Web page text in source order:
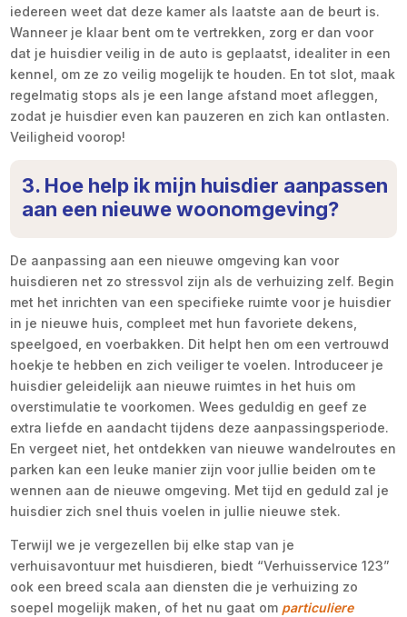
iedereen weet dat deze kamer als laatste aan de beurt is.
Wanneer je klaar bent om te vertrekken, zorg er dan voor
dat je huisdier veilig in de auto is geplaatst, idealiter in een
kennel, om ze zo veilig mogelijk te houden. En tot slot, maak
regelmatig stops als je een lange afstand moet afleggen,
zodat je huisdier even kan pauzeren en zich kan ontlasten.
Veiligheid voorop!
3. Hoe help ik mijn huisdier aanpassen
aan een nieuwe woonomgeving?
De aanpassing aan een nieuwe omgeving kan voor
huisdieren net zo stressvol zijn als de verhuizing zelf. Begin
met het inrichten van een specifieke ruimte voor je huisdier
in je nieuwe huis, compleet met hun favoriete dekens,
speelgoed, en voerbakken. Dit helpt hen om een vertrouwd
hoekje te hebben en zich veiliger te voelen. Introduceer je
huisdier geleidelijk aan nieuwe ruimtes in het huis om
overstimulatie te voorkomen. Wees geduldig en geef ze
extra liefde en aandacht tijdens deze aanpassingsperiode.
En vergeet niet, het ontdekken van nieuwe wandelroutes en
parken kan een leuke manier zijn voor jullie beiden om te
wennen aan de nieuwe omgeving. Met tijd en geduld zal je
huisdier zich snel thuis voelen in jullie nieuwe stek.
Terwijl we je vergezellen bij elke stap van je
verhuisavontuur met huisdieren, biedt “Verhuisservice 123”
ook een breed scala aan diensten die je verhuizing zo
soepel mogelijk maken, of het nu gaat om particuliere